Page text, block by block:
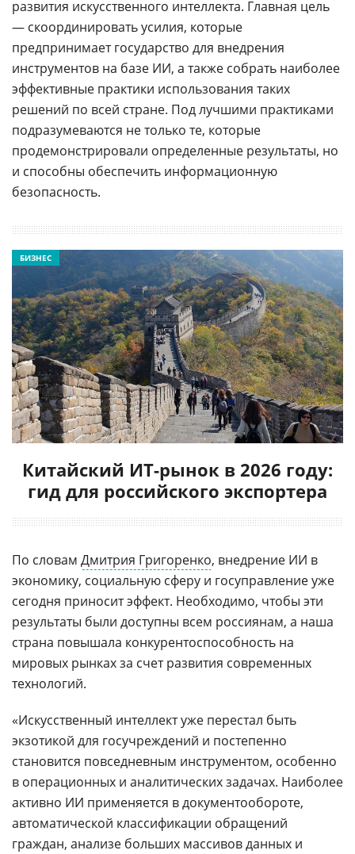
развития искусственного интеллекта. Главная цель
— скоординировать усилия, которые
предпринимает государство для внедрения
инструментов на базе ИИ, а также собрать наиболее
эффективные практики использования таких
решений по всей стране. Под лучшими практиками
подразумеваются не только те, которые
продемонстрировали определенные результаты, но
и способны обеспечить информационную
безопасность.
Китайский ИТ-рынок в 2026 году:
гид для российского экспортера
БИЗНЕС
По словам Дмитрия Григоренко, внедрение ИИ в
экономику, социальную сферу и госуправление уже
сегодня приносит эффект. Необходимо, чтобы эти
результаты были доступны всем россиянам, а наша
страна повышала конкурентоспособность на
мировых рынках за счет развития современных
технологий.
«Искусственный интеллект уже перестал быть
экзотикой для госучреждений и постепенно
становится повседневным инструментом, особенно
в операционных и аналитических задачах. Наиболее
активно ИИ применяется в документообороте,
автоматической классификации обращений
граждан, анализе больших массивов данных и